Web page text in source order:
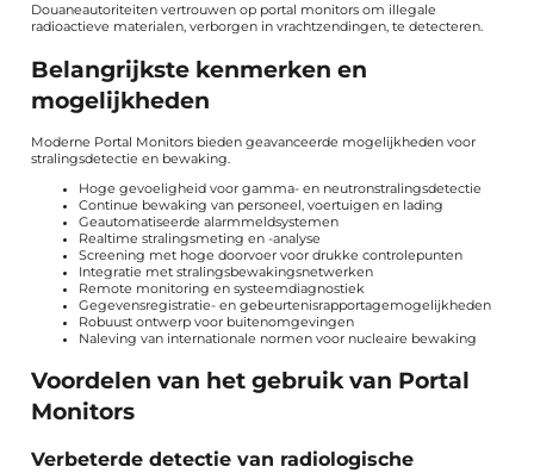
Douaneautoriteiten vertrouwen op portal monitors om illegale
radioactieve materialen, verborgen in vrachtzendingen, te detecteren.
Belangrijkste kenmerken en
mogelijkheden
Moderne Portal Monitors bieden geavanceerde mogelijkheden voor
stralingsdetectie en bewaking.
Hoge gevoeligheid voor gamma- en neutronstralingsdetectie
Continue bewaking van personeel, voertuigen en lading
Geautomatiseerde alarmmeldsystemen
Realtime stralingsmeting en -analyse
Screening met hoge doorvoer voor drukke controlepunten
Integratie met stralingsbewakingsnetwerken
Remote monitoring en systeemdiagnostiek
Gegevensregistratie- en gebeurtenisrapportagemogelijkheden
Robuust ontwerp voor buitenomgevingen
Naleving van internationale normen voor nucleaire bewaking
Voordelen van het gebruik van Portal
Monitors
Verbeterde detectie van radiologische